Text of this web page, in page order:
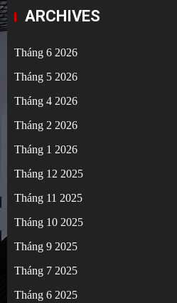
ARCHIVES
Tháng 6 2026
Tháng 5 2026
Tháng 4 2026
Tháng 2 2026
Tháng 1 2026
Tháng 12 2025
Tháng 11 2025
Tháng 10 2025
Tháng 9 2025
Tháng 7 2025
Tháng 6 2025